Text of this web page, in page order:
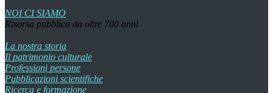
NOI CI SIAMO
Risorsa pubblica da oltre 700 anni
La nostra storia
Il patrimonio culturale
Professioni persone
Pubblicazioni scientifiche
Ricerca e formazione